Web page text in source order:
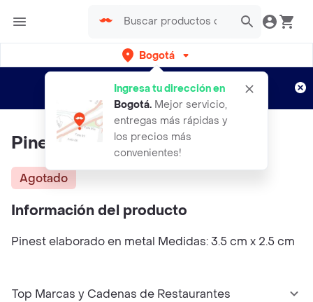
Bogotá
Ingresa tu dirección en
Bogotá. Mejor servicio,
entregas más rápidas y
los precios más
convenientes!
envíos gratis por semanas
Aplican TyC
Pinest Riñones Florero
Agotado
Información del producto
Pinest elaborado en metal Medidas: 3.5 cm x 2.5 cm
Top Marcas y Cadenas de Restaurantes